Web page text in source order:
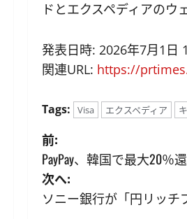
ドとエクスペディアのウ
発表日時: 2026年7月1日
関連URL: https://
Tags: Visa エクスペディア
投
稿
ナ
前:
PayPay、韓国で最大20％
次へ:
ソニー銀行が「円リッチ